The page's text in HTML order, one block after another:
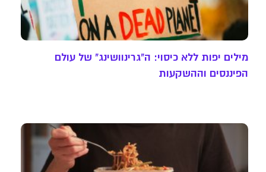
מילים יפות ללא כיסוי: ה"גרינוושינג" של עולם
הפיננסים וההשקעות